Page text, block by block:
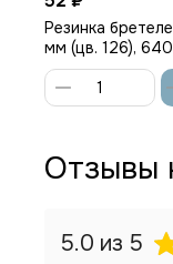
Резинка
мм (цв. 126),
Отзывы
5.0 из 5